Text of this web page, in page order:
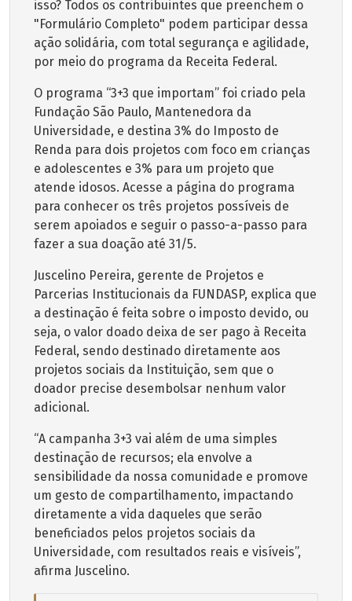
isso? Todos os contribuintes que preenchem o
"Formulário Completo" podem participar dessa
ação solidária, com total segurança e agilidade,
por meio do programa da Receita Federal.
O programa “3+3 que importam” foi criado pela
Fundação São Paulo, Mantenedora da
Universidade, e destina 3% do Imposto de
Renda para dois projetos com foco em crianças
e adolescentes e 3% para um projeto que
atende idosos. Acesse a página do programa
para conhecer os três projetos possíveis de
serem apoiados e seguir o passo-a-passo para
fazer a sua doação até 31/5.
Juscelino Pereira, gerente de Projetos e
Parcerias Institucionais da FUNDASP, explica que
a destinação é feita sobre o imposto devido, ou
seja, o valor doado deixa de ser pago à Receita
Federal, sendo destinado diretamente aos
projetos sociais da Instituição, sem que o
doador precise desembolsar nenhum valor
adicional.
“A campanha 3+3 vai além de uma simples
destinação de recursos; ela envolve a
sensibilidade da nossa comunidade e promove
um gesto de compartilhamento, impactando
diretamente a vida daqueles que serão
beneficiados pelos projetos sociais da
Universidade, com resultados reais e visíveis”,
afirma Juscelino.